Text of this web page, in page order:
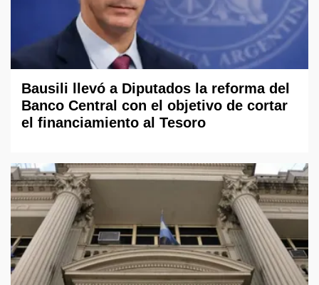
Bausili llevó a Diputados la reforma del
Banco Central con el objetivo de cortar
el financiamiento al Tesoro